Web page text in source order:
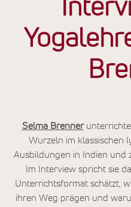
Selma Brenner
Wurzeln im klassischen
Ausbildungen in Indien und
Im Interview spricht sie
Unterrichtsformat schätzt,
ihren Weg prägen und